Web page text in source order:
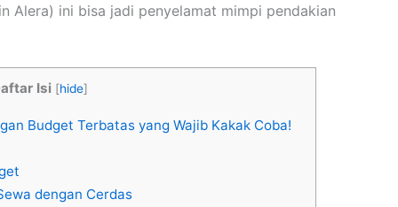
Alera) ini bisa jadi penyelamat mimpi pendakian
Isi [hide]
Budget Terbatas yang Wajib Kakak Coba!
dengan Cerdas